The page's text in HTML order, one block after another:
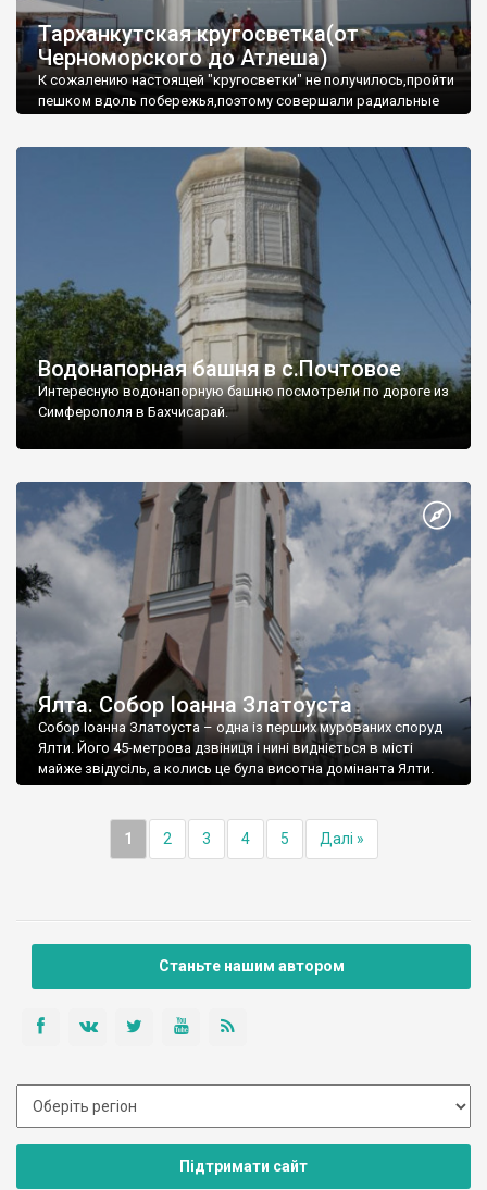
Тарханкутская кругосветка(от
Черноморского до Атлеша)
К сожалению настоящей "кругосветки" не получилось,пройти
пешком вдоль побережья,поэтому совершали радиальные
Водонапорная башня в с.Почтовое
Интересную водонапорную башню посмотрели по дороге из
Симферополя в Бахчисарай.
Ялта. Собор Іоанна Златоуста
Собор Іоанна Златоуста – одна із перших мурованих споруд
Ялти. Його 45-метрова дзвіниця і нині видніється в місті
майже звідусіль, а колись це була висотна домінанта Ялти.
1 2 3 4 5 Далі »
Станьте нашим автором
Підтримати сайт